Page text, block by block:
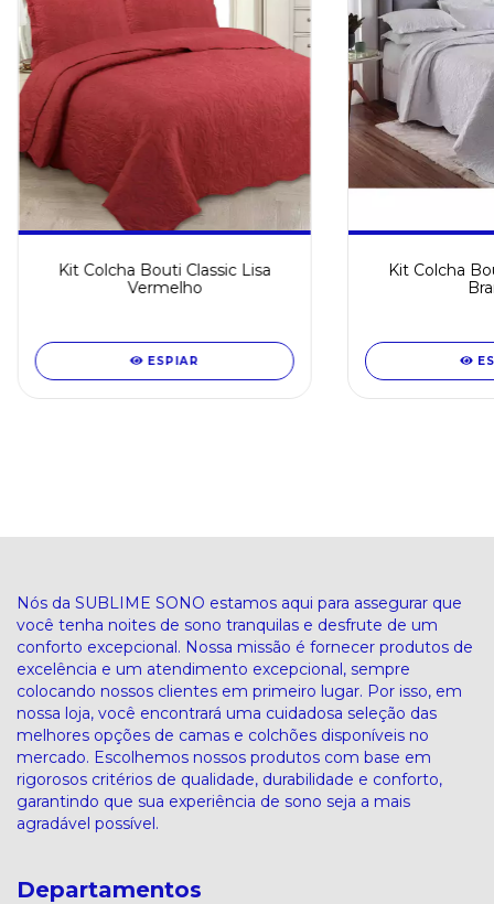
Kit Colcha Bouti Classic Lisa
Vermelho
ESPIAR
Kit Colcha
Nós da SUBLIME SONO estamos aqui para assegurar que
você tenha noites de sono tranquilas e desfrute de um
conforto excepcional. Nossa missão é fornecer produtos de
excelência e um atendimento excepcional, sempre
colocando nossos clientes em primeiro lugar. Por isso, em
nossa loja, você encontrará uma cuidadosa seleção das
melhores opções de camas e colchões disponíveis no
mercado. Escolhemos nossos produtos com base em
rigorosos critérios de qualidade, durabilidade e conforto,
garantindo que sua experiência de sono seja a mais
agradável possível.
Departamentos